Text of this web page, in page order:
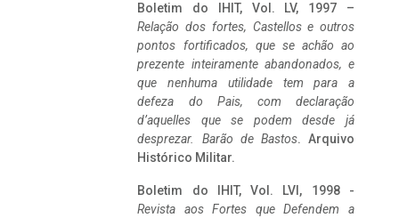
Boletim do IHIT, Vol. LV, 1997 –
Relação dos fortes, Castellos e outros
pontos fortificados, que se achão ao
prezente inteiramente abandonados, e
que nenhuma utilidade tem para a
defeza do Pais, com declaração
d’aquelles que se podem desde já
desprezar. Barão de Bastos. Arquivo
Histórico Militar.
Boletim do IHIT, Vol. LVI, 1998 -
Revista aos Fortes que Defendem a